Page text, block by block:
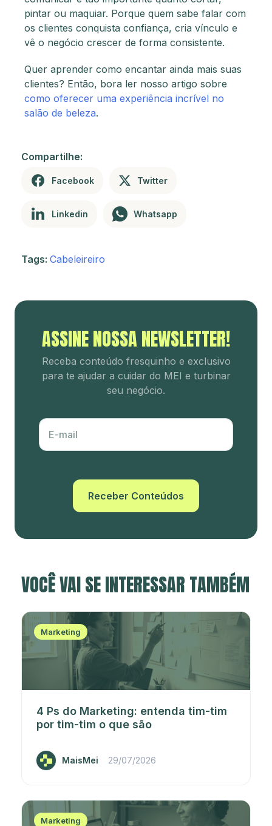
pintar ou maquiar. Porque quem sabe falar com
os clientes conquista confiança, cria vínculo e
vê o negócio crescer de forma consistente.
Quer aprender como encantar ainda mais suas
clientes? Então, bora ler nosso artigo sobre
como oferecer uma experiência incrível no
salão de beleza.
Compartilhe:
Facebook Twitter
Linkedin Whatsapp
Tags: Cabeleireiro
ASSINE NOSSA NEWSLETTER!
Receba conteúdo fresquinho e exclusivo
para te ajudar a cuidar do MEI e turbinar
seu negócio.
E-mail
Receber Conteúdos
VOCÊ VAI SE INTERESSAR TAMBÉM
Marketing
4 Ps do Marketing: entenda tim-tim
por tim-tim o que são
MaisMei 29/07/2026
Marketing